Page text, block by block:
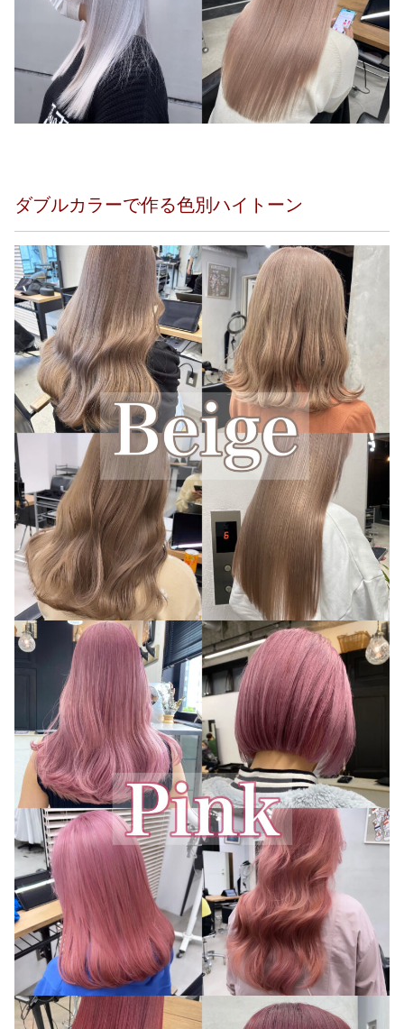
ダブルカラーで作る色別ハイトーン